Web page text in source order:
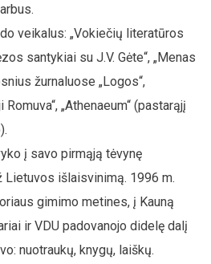
veikalus: „Vokiečių literatūros
santykiai su J.V. Gėte“, „Menas
žurnaluose „Logos“,
Romuva“, „Athenaeum“ (pastarąjį
į savo pirmąją tėvynę
Lietuvos išlaisvinimą. 1996 m.
gimimo metines, į Kauną
ir VDU padovanojo didelę dalį
nuotraukų, knygų, laiškų.